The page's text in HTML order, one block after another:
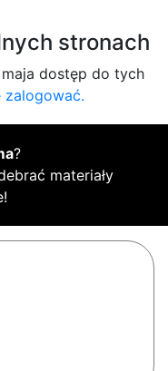
stronach
dostęp do tych
zalogować.
?
materiały